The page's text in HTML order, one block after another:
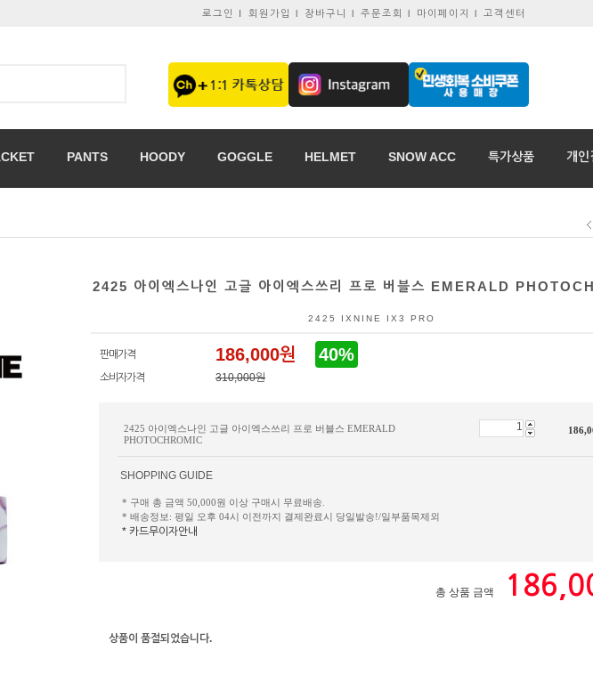
로그인 I 회원가입 l 장바구니 l 주문조회 l 마이페이지 l 고객센터
PANTS HOODY GOGGLE HELMET SNOW ACC 특가상품 개인
2425 아이엑스나인 고글 아이엑스쓰리 프로 버블스 EMERALD
2425 IXNINE IX3 PRO
판매가격 186,000원 40%
소비자가격 310,000원
2425 아이엑스나인 고글 아이엑스쓰리 프로 버블스 EMERALD
PHOTOCHROMIC
SHOPPING GUIDE
* 구매 총 금액 50,000원 이상 구매시 무료배송.
* 배송정보: 평일 오후 04시 이전까지 결제완료시 당일발송!/일부품목제외
* 카드무이자안내
총 상품 금액
상품이 품절되었습니다.